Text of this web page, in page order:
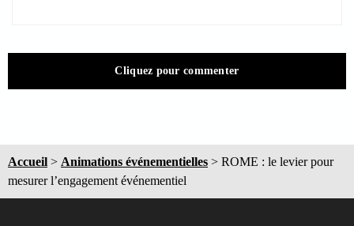
Cliquez pour commenter
Accueil > Animations événementielles > ROME : le levier pour
mesurer l’engagement événementiel